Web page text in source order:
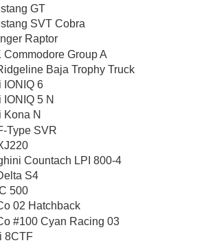
GT
SVT Cobra
Raptor
Group A
Baja Trophy Truck
IONIQ 6
5 N
Kona N
Type SVR
Countach LPI 800-4
S4
500
02 Hatchback
#100 Cyan Racing 03
8CTF